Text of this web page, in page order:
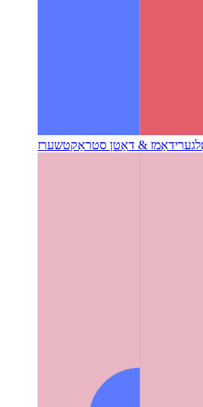
אַלגערידאַמז & דאַטן סטראַקטשערז